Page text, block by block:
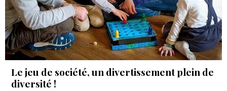
Le jeu de société, un divertissement plein de
diversité !